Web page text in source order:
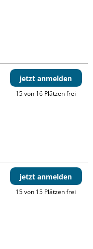
jetzt anmelden
15 von 16 Plätzen frei
jetzt anmelden
15 von 15 Plätzen frei